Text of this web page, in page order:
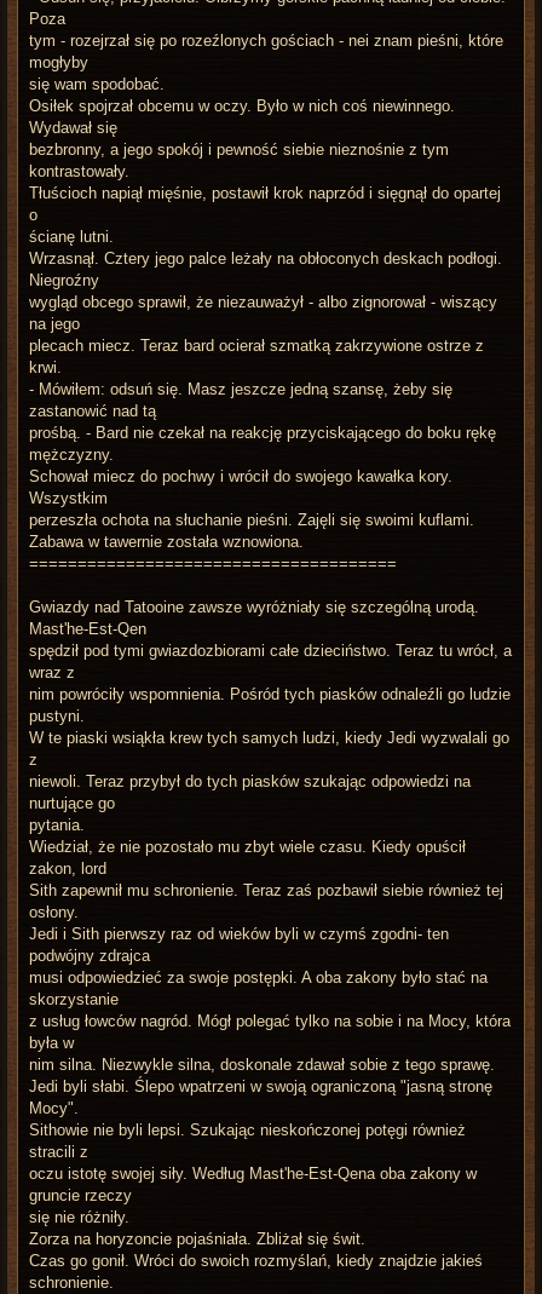
Poza
tym - rozejrzał się po rozeźlonych gościach - nei znam pieśni, które
mogłyby
się wam spodobać.
Osiłek spojrzał obcemu w oczy. Było w nich coś niewinnego.
Wydawał się
bezbronny, a jego spokój i pewność siebie nieznośnie z tym
kontrastowały.
Tłuścioch napiął mięśnie, postawił krok naprzód i sięgnął do opartej
o
ścianę lutni.
Wrzasnął. Cztery jego palce leżały na obłoconych deskach podłogi.
Niegroźny
wygląd obcego sprawił, że niezauważył - albo zignorował - wiszący
na jego
plecach miecz. Teraz bard ocierał szmatką zakrzywione ostrze z
krwi.
- Mówiłem: odsuń się. Masz jeszcze jedną szansę, żeby się
zastanowić nad tą
prośbą. - Bard nie czekał na reakcję przyciskającego do boku rękę
mężczyzny.
Schował miecz do pochwy i wrócił do swojego kawałka kory.
Wszystkim
perzeszła ochota na słuchanie pieśni. Zajęli się swoimi kuflami.
Zabawa w tawernie została wznowiona.
======================================
Gwiazdy nad Tatooine zawsze wyróżniały się szczególną urodą.
Mast'he-Est-Qen
spędził pod tymi gwiazdozbiorami całe dzieciństwo. Teraz tu wrócł, a
wraz z
nim powróciły wspomnienia. Pośród tych piasków odnaleźli go ludzie
pustyni.
W te piaski wsiąkła krew tych samych ludzi, kiedy Jedi wyzwalali go
z
niewoli. Teraz przybył do tych piasków szukając odpowiedzi na
nurtujące go
pytania.
Wiedział, że nie pozostało mu zbyt wiele czasu. Kiedy opuścił
zakon, lord
Sith zapewnił mu schronienie. Teraz zaś pozbawił siebie również tej
osłony.
Jedi i Sith pierwszy raz od wieków byli w czymś zgodni- ten
podwójny zdrajca
musi odpowiedzieć za swoje postępki. A oba zakony było stać na
skorzystanie
z usług łowców nagród. Mógł polegać tylko na sobie i na Mocy, która
była w
nim silna. Niezwykle silna, doskonale zdawał sobie z tego sprawę.
Jedi byli słabi. Ślepo wpatrzeni w swoją ograniczoną "jasną stronę
Mocy".
Sithowie nie byli lepsi. Szukając nieskończonej potęgi również
stracili z
oczu istotę swojej siły. Według Mast'he-Est-Qena oba zakony w
gruncie rzeczy
się nie różniły.
Zorza na horyzoncie pojaśniała. Zbliżał się świt.
Czas go gonił. Wróci do swoich rozmyślań, kiedy znajdzie jakieś
schronienie.